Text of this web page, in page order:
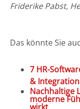
Friderike Pabst,
Das könnte Sie
7 HR-
&
Nachhaltige
moderne